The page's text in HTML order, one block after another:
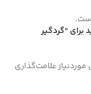
برای “گردگیر
علامت‌گذاری